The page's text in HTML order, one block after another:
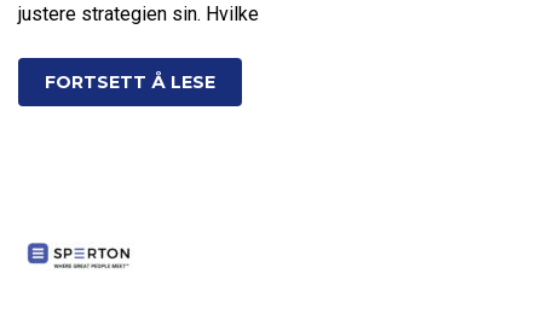
justere strategien sin. Hvilke
FORTSETT Å LESE